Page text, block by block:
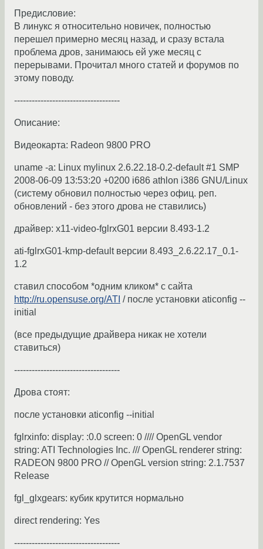
Предисловие:
В линукс я относительно новичек, полностью
перешел примерно месяц назад, и сразу встала
проблема дров, занимаюсь ей уже месяц с
перерывами. Прочитал много статей и форумов по
этому поводу.
------------------------------------
Описание:
Видеокарта: Radeon 9800 PRO
uname -a: Linux mylinux 2.6.22.18-0.2-default #1 SMP
2008-06-09 13:53:20 +0200 i686 athlon i386 GNU/Linux
(систему обновил полностью через офиц. реп.
обновлений - без этого дрова не ставились)
драйвер: x11-video-fglrxG01 версии 8.493-1.2
ati-fglrxG01-kmp-default версии 8.493_2.6.22.17_0.1-
1.2
ставил способом *одним кликом* с сайта
http://ru.opensuse.org/ATI / после установки aticonfig --
initial
(все предыдущие драйвера никак не хотели
ставиться)
------------------------------------
Дрова стоят:
после установки aticonfig --initial
fglrxinfo: display: :0.0 screen: 0 //// OpenGL vendor
string: ATI Technologies Inc. /// OpenGL renderer string:
RADEON 9800 PRO // OpenGL version string: 2.1.7537
Release
fgl_glxgears: кубик крутится нормально
direct rendering: Yes
------------------------------------